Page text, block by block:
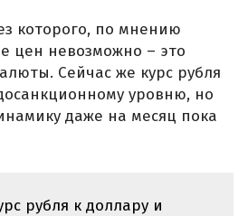
которого, по мнению
цен невозможно – это
Сейчас же курс рубля
уровню, но
даже на месяц пока
рубля к доллару и